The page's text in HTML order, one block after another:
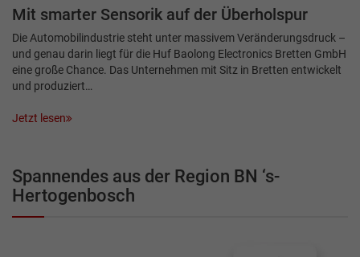
Mit smarter Sensorik auf der Überholspur
Die Automobilindustrie steht unter massivem Veränderungsdruck –
und genau darin liegt für die Huf Baolong Electronics Bretten GmbH
eine große Chance. Das Unternehmen mit Sitz in Bretten entwickelt
und produziert…
Jetzt lesen
Spannendes aus der Region BN ‘s-
Hertogenbosch